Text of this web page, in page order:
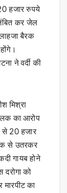
हजार रुपये
कर जेल
बैरक
ने वर्दी की
मिश्रा
का आरोप
से 20 हजार
से उतरकर
गायब होने
को
का